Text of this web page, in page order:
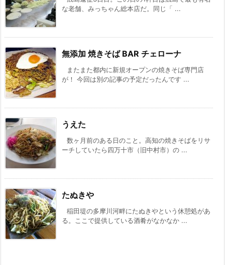
な老舗、みっちゃん総本店だ。同じ「 ...
無添加 焼きそば BAR チェローナ
またまた都内に新規オープンの焼きそば専門店
が！ 今回は別の記事の予定だったんです ...
うえた
数ヶ月前のある日のこと。高知の焼きそばをリサ
ーチしていたら四万十市（旧中村市）の ...
たぬきや
稲田堤の多摩川河畔にたぬきやという休憩処があ
る。ここで提供している酒肴がなかなか ...